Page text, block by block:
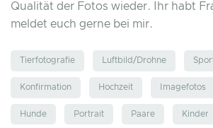
Qualität der Fotos wieder. Ihr habt
meldet euch gerne bei mir.
Tierfotografie Luftbild/Drohne
Konfirmation Hochzeit Imagefotos
Hunde Portrait Paare Kinder